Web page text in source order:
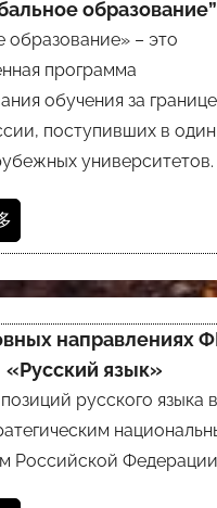
образование”
образование» – это
программа
обучения за
поступивших в
университетов.
направлениях
«Русский язык»
русского языка
Российской